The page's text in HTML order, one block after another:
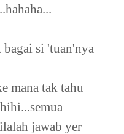
si 'tuan'nya
mana tak tahu
jawab yer